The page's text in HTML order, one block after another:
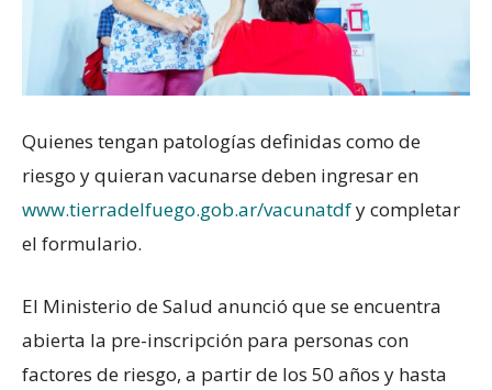
Quienes tengan patologías definidas como de
riesgo y quieran vacunarse deben ingresar en
www.tierradelfuego.gob.ar/vacunatdfy completar
el formulario.
El Ministerio de Salud anunció que se encuentra
abierta la pre-inscripción para personas con
factores de riesgo, a partir de los 50 años y hasta